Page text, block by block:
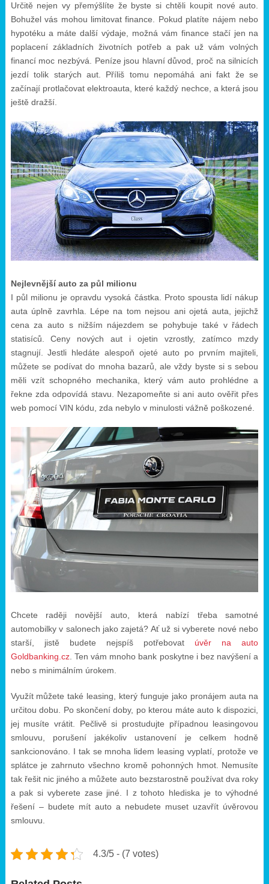
Určitě nejen vy přemýšlíte že byste si chtěli koupit nové auto.
Bohužel vás mohou limitovat finance. Pokud platíte nájem nebo
hypotéku a máte další výdaje, možná vám finance stačí jen na
poplacení základních životních potřeb a pak už vám volných
financí moc nezbývá. Peníze jsou hlavní důvod, proč na silnicích
jezdí tolik starých aut. Příliš tomu nepomáhá ani fakt že se
začínají protlačovat elektroauta, které každý nechce, a která jsou
ještě dražší.
Nejlevnější auto za půl milionu
I půl milionu je opravdu vysoká částka. Proto spousta lidí nákup
auta úplně zavrhla. Lépe na tom nejsou ani ojetá auta, jejichž
cena za auto s nižším nájezdem se pohybuje také v řádech
statisíců. Ceny nových aut i ojetin vzrostly, zatímco mzdy
stagnují. Jestli hledáte alespoň ojeté auto po prvním majiteli,
můžete se podívat do mnoha bazarů, ale vždy byste si s sebou
měli vzít schopného mechanika, který vám auto prohlédne a
řekne zda odpovídá stavu. Nezapomeňte si ani auto ověřit přes
web pomocí VIN kódu, zda nebylo v minulosti vážně poškozené.
Chcete raději novější auto, která nabízí třeba samotné
automobilky v salonech jako zajetá? Ať už si vyberete nové nebo
starší, jistě budete nejspíš potřebovat úvěr na auto
Goldbanking.cz. Ten vám mnoho bank poskytne i bez navýšení a
nebo s minimálním úrokem.
Využít můžete také leasing, který funguje jako pronájem auta na
určitou dobu. Po skončení doby, po kterou máte auto k dispozici,
jej musíte vrátit. Pečlivě si prostudujte případnou leasingovou
smlouvu, porušení jakékoliv ustanovení je celkem hodně
sankcionováno. I tak se mnoha lidem leasing vyplatí, protože ve
splátce je zahrnuto všechno kromě pohonných hmot. Nemusíte
tak řešit nic jiného a můžete auto bezstarostně používat dva roky
a pak si vyberete zase jiné. I z tohoto hlediska je to výhodné
řešení – budete mít auto a nebudete muset uzavřít úvěrovou
smlouvu.
4.3/5 - (7 votes)